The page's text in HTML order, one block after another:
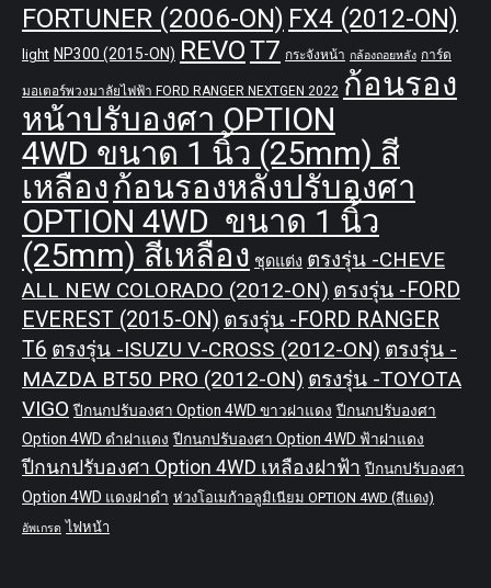
FORTUNER (2006-ON) FX4 (2012-ON)
light NP300 (2015-ON) REVOT7 กระจังหน้า กล้องถอยหลัง การ์ด
มอเตอร์พวงมาลัยไฟฟ้า FORD RANGER NEXTGEN 2022 ก้อนรอง
หน้าปรับองศา OPTION
4WD ขนาด 1 นิ้ว (25mm) สี
เหลือง ก้อนรองหลังปรับองศา
OPTION 4WD ขนาด 1 นิ้ว
(25mm) สีเหลือง ชุดแต่ง ตรงรุ่น -CHEVE
ALL NEW COLORADO (2012-ON) ตรงรุ่น -FORD
EVEREST (2015-ON) ตรงรุ่น -FORD RANGER
T6 ตรงรุ่น -ISUZU V-CROSS (2012-ON) ตรงรุ่น -
MAZDA BT50 PRO (2012-ON) ตรงรุ่น -TOYOTA
VIGO ปีกนกปรับองศา Option 4WD ขาวฝาแดง ปีกนกปรับองศา
Option 4WD ดำฝาแดง ปีกนกปรับองศา Option 4WD ฟ้าฝาแดง
ปีกนกปรับองศา Option 4WD เหลืองฝาฟ้า ปีกนกปรับองศา
Option 4WD แดงฝาดำ ห่วงโอเมก้าอลูมิเนียม OPTION 4WD (สีแดง)
อัพเกรด ไฟหน้า